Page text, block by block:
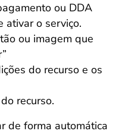
ou DDA
ativar o serviço.
ou imagem que
do recurso e os
recurso.
de forma automática